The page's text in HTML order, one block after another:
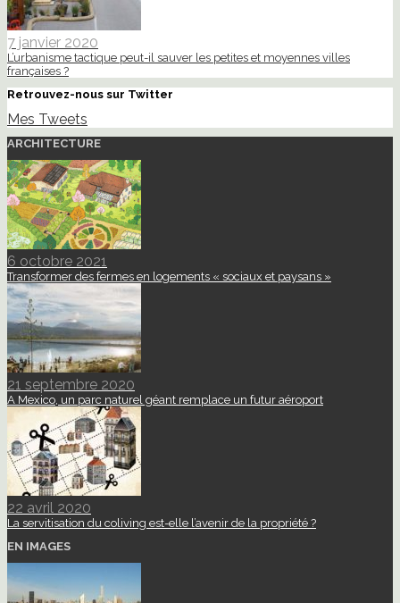
7 janvier 2020
L’urbanisme tactique peut-il sauver les petites et moyennes villes
françaises ?
Retrouvez-nous sur Twitter
Mes Tweets
ARCHITECTURE
6 octobre 2021
Transformer des fermes en logements « sociaux et paysans »
21 septembre 2020
A Mexico, un parc naturel géant remplace un futur aéroport
22 avril 2020
La servitisation du coliving est-elle l’avenir de la propriété ?
EN IMAGES